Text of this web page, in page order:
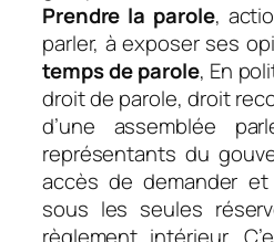
Prendre la parole,
parler, à exposer ses
temps de parole, En
droit de parole, droit
d’une assemblée
représentants du
accès de demander et
sous les seules